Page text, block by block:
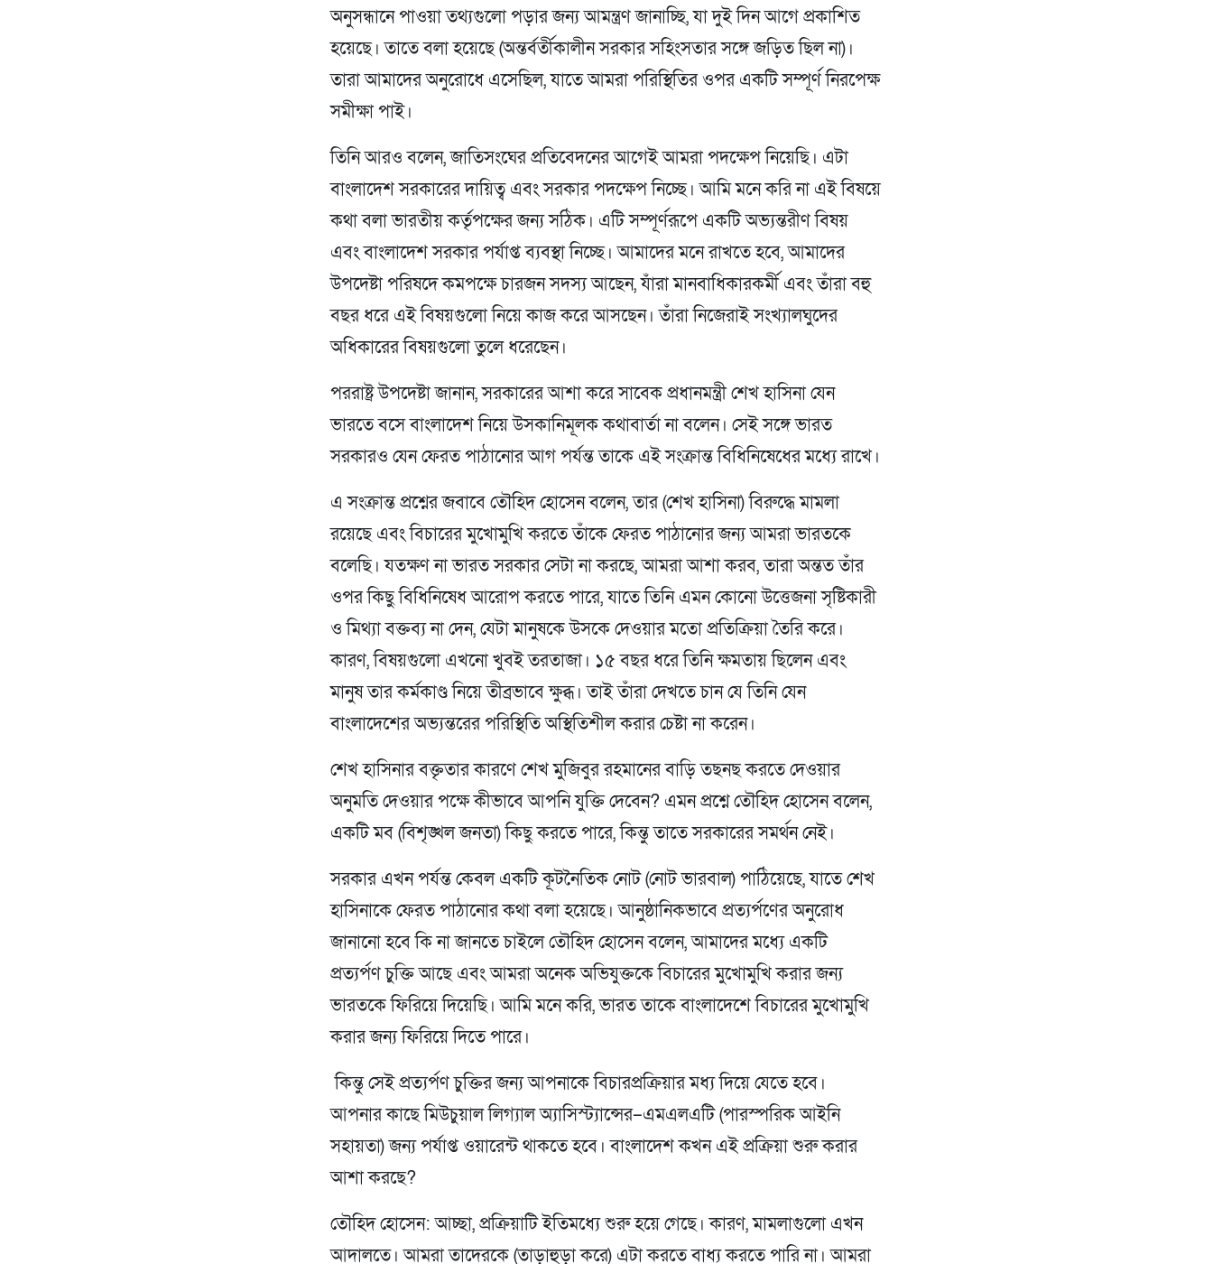
অনুসন্ধানে পাওয়া তথ্যগুলো পড়ার জন্য আমন্ত্রণ জানাচ্ছি, যা দুই দিন আগে প্রকাশিত
হয়েছে। তাতে বলা হয়েছে (অন্তর্বর্তীকালীন সরকার সহিংসতার সঙ্গে জড়িত ছিল না)।
তারা আমাদের অনুরোধে এসেছিল, যাতে আমরা পরিস্থিতির ওপর একটি সম্পূর্ণ নিরপেক্ষ
সমীক্ষা পাই।
তিনি আরও বলেন, জাতিসংঘের প্রতিবেদনের আগেই আমরা পদক্ষেপ নিয়েছি। এটা
বাংলাদেশ সরকারের দায়িত্ব এবং সরকার পদক্ষেপ নিচ্ছে। আমি মনে করি না এই বিষয়ে
কথা বলা ভারতীয় কর্তৃপক্ষের জন্য সঠিক। এটি সম্পূর্ণরূপে একটি অভ্যন্তরীণ বিষয়
এবং বাংলাদেশ সরকার পর্যাপ্ত ব্যবস্থা নিচ্ছে। আমাদের মনে রাখতে হবে, আমাদের
উপদেষ্টা পরিষদে কমপক্ষে চারজন সদস্য আছেন, যাঁরা মানবাধিকারকর্মী এবং তাঁরা বহু
বছর ধরে এই বিষয়গুলো নিয়ে কাজ করে আসছেন। তাঁরা নিজেরাই সংখ্যালঘুদের
অধিকারের বিষয়গুলো তুলে ধরেছেন।
পররাষ্ট্র উপদেষ্টা জানান, সরকারের আশা করে সাবেক প্রধানমন্ত্রী শেখ হাসিনা যেন
ভারতে বসে বাংলাদেশ নিয়ে উসকানিমূলক কথাবার্তা না বলেন। সেই সঙ্গে ভারত
সরকারও যেন ফেরত পাঠানোর আগ পর্যন্ত তাকে এই সংক্রান্ত বিধিনিষেধের মধ্যে রাখে।
এ সংক্রান্ত প্রশ্নের জবাবে তৌহিদ হোসেন বলেন, তার (শেখ হাসিনা) বিরুদ্ধে মামলা
রয়েছে এবং বিচারের মুখোমুখি করতে তাঁকে ফেরত পাঠানোর জন্য আমরা ভারতকে
বলেছি। যতক্ষণ না ভারত সরকার সেটা না করছে, আমরা আশা করব, তারা অন্তত তাঁর
ওপর কিছু বিধিনিষেধ আরোপ করতে পারে, যাতে তিনি এমন কোনো উত্তেজনা সৃষ্টিকারী
ও মিথ্যা বক্তব্য না দেন, যেটা মানুষকে উসকে দেওয়ার মতো প্রতিক্রিয়া তৈরি করে।
কারণ, বিষয়গুলো এখনো খুবই তরতাজা। ১৫ বছর ধরে তিনি ক্ষমতায় ছিলেন এবং
মানুষ তার কর্মকাণ্ড নিয়ে তীব্রভাবে ক্ষুব্ধ। তাই তাঁরা দেখতে চান যে তিনি যেন
বাংলাদেশের অভ্যন্তরের পরিস্থিতি অস্থিতিশীল করার চেষ্টা না করেন।
শেখ হাসিনার বক্তৃতার কারণে শেখ মুজিবুর রহমানের বাড়ি তছনছ করতে দেওয়ার
অনুমতি দেওয়ার পক্ষে কীভাবে আপনি যুক্তি দেবেন? এমন প্রশ্নে তৌহিদ হোসেন বলেন,
একটি মব (বিশৃঙ্খল জনতা) কিছু করতে পারে, কিন্তু তাতে সরকারের সমর্থন নেই।
সরকার এখন পর্যন্ত কেবল একটি কূটনৈতিক নোট (নোট ভারবাল) পাঠিয়েছে, যাতে শেখ
হাসিনাকে ফেরত পাঠানোর কথা বলা হয়েছে। আনুষ্ঠানিকভাবে প্রত্যর্পণের অনুরোধ
জানানো হবে কি না জানতে চাইলে তৌহিদ হোসেন বলেন, আমাদের মধ্যে একটি
প্রত্যর্পণ চুক্তি আছে এবং আমরা অনেক অভিযুক্তকে বিচারের মুখোমুখি করার জন্য
ভারতকে ফিরিয়ে দিয়েছি। আমি মনে করি, ভারত তাকে বাংলাদেশে বিচারের মুখোমুখি
করার জন্য ফিরিয়ে দিতে পারে।
কিন্তু সেই প্রত্যর্পণ চুক্তির জন্য আপনাকে বিচারপ্রক্রিয়ার মধ্য দিয়ে যেতে হবে।
আপনার কাছে মিউচুয়াল লিগ্যাল অ্যাসিস্ট্যান্সের–এমএলএটি (পারস্পরিক আইনি
সহায়তা) জন্য পর্যাপ্ত ওয়ারেন্ট থাকতে হবে। বাংলাদেশ কখন এই প্রক্রিয়া শুরু করার
আশা করছে?
তৌহিদ হোসেন: আচ্ছা, প্রক্রিয়াটি ইতিমধ্যে শুরু হয়ে গেছে। কারণ, মামলাগুলো এখন
আদালতে। আমরা তাদেরকে (তাড়াহুড়া করে) এটা করতে বাধ্য করতে পারি না। আমরা